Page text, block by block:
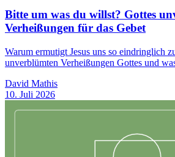
Bitte um was du willst? Gottes
Verheißungen für das Gebet
Warum ermutigt Jesus uns so eindringlich
unverblümten Verheißungen Gottes und
David Mathis
10. Juli 2026